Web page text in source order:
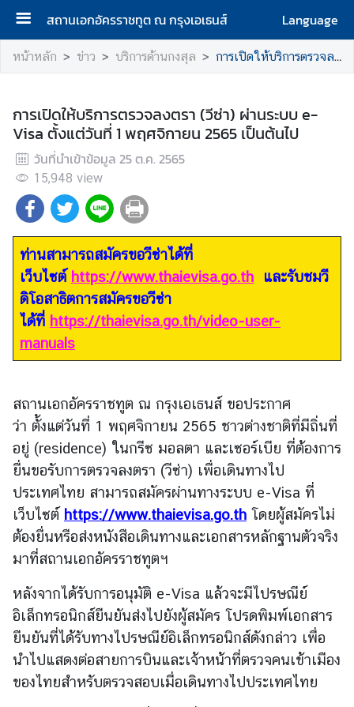
สถานเอกอัครราชทูต ณ กรุงเอเธนส์
Language
ห
แ
ร
ส
ถ
า
น
เ
อ
ก
อั
ค
ร
ช
ทู
ต
ฯ
ก
ร
ะ
ร
ว
ง
ก
า
ร
หน้าหลัก ข่าว บริการด้านกงสุล การเปิดให้บริการตรวจลงตรา (วีซ่า) ผ่านระบบ e-Visa ตั้งแต่วันที่ 1 พฤศจิกายน 2565 เป็นต้นไป
การเปิดให้บริการตรวจลงตรา (วีซ่า) ผ่านระบบ e-
Visa ตั้งแต่วันที่ 1 พฤศจิกายน 2565 เป็นต้นไป
วันที่นำเข้าข้อมูล 25 ต.ค. 2565
15,948 view
ท่านสามารถสมัครขอวีซ่าได้ที่
เว็บไซต์ https://www.thaievisa.go.th และรับชมวี
ดิโอสาธิตการสมัครขอวีซ่า
ได้ที่ https://thaievisa.go.th/video-user-
manuals
สถานเอกอัครราชทูต ณ กรุงเอเธนส์ ขอประกาศ
ว่า ตั้งแต่วันที่ 1 พฤศจิกายน 2565 ชาวต่างชาติที่มีถิ่นที่
อยู่ (residence) ในกรีซ มอลตา และเซอร์เบีย ที่ต้องการ
ยื่นขอรับการตรวจลงตรา (วีซ่า) เพื่อเดินทางไป
ประเทศไทย สามารถสมัครผ่านทางระบบ e-Visa ที่
เว็บไซต์ https://www.thaievisa.go.th โดยผู้สมัครไม่
ต้องยื่นหรือส่งหนังสือเดินทางและเอกสารหลักฐานตัวจริง
มาที่สถานเอกอัครราชทูตฯ
หลังจากได้รับการอนุมัติ e-Visa แล้วจะมีไปรษณีย์
อิเล็กทรอนิกส์ยืนยันส่งไปยังผู้สมัคร โปรดพิมพ์เอกสาร
ยืนยันที่ได้รับทางไปรษณีย์อิเล็กทรอนิกส์ดังกล่าว เพื่อ
นำไปแสดงต่อสายการบินและเจ้าหน้าที่ตรวจคนเข้าเมือง
ของไทยสำหรับตรวจสอบเมื่อเดินทางไปประเทศไทย